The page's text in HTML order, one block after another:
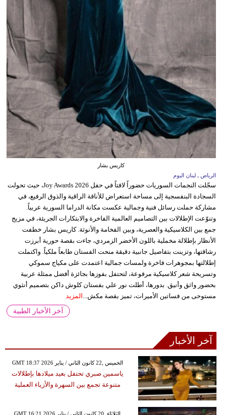
كاريس بشار
الرياض ـ لبنان اليوم
سجّلت النجمات السوريات حضوراً لافتاً في حفل Joy Awards 2026، حيث تحولت
السجادة البنفسجية إلى مساحة استعراض للأناقة الراقية والذوق الرفيع، في
مشاركة حملت رسائل فنية وجمالية عكست مكانة الدراما السورية عربياً.
وتنوّعت الإطلالات بين التصاميم العالمية الفاخرة والابتكارات الجريئة، في مزيج
جمع بين الكلاسيكية والعصرية، وبين الفخامة والأنوثة. كاريس بشار خطفت
الأنظار بإطلالة مخملية باللون الأخضر الزمردي، جاءت بقصة حورية أبرزت
رشاقتها، وتزينت بتفاصيل جانبية دقيقة منحت الفستان طابعاً ملكياً. واكتملت
إطلالتها بمجوهرات فاخرة ولمسات جمالية اعتمدت على مكياج سموكي
وتسريحة شعر كلاسيكية مرفوعة، لتحتفل بفوزها بجائزة أفضل ممثلة عربية
بحضور واثق وأنيق. بدورها، أطلت نور علي بفستان كلوش داكن بتصميم أنثوي
مستوحى من فساتين الأميرات، تميز بقصة مكش... المزيد
آخر الأخبار الطبية
آخر الأخبار
GMT 18:37 2026 الخميس ,22 كانون الثاني / يناير
ياسمين صبري تحتفل بعيد ميلادها بإطلالات
متنوعة تجمع بين السهرة والأزياء العملية
GMT 16:21 2026 الثلاثاء ,20 كانون الثاني / يناير